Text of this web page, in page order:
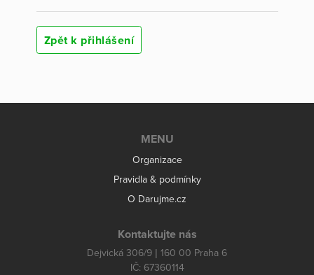
Zpět k přihlášení
MENU
Organizace
Pravidla & podmínky
O Darujme.cz
Kontaktujte nás
Dejvická 306/9 | 160 00 Praha 6
IČ: 67360114